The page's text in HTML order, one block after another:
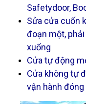
Safetydoor,
Sửa cửa cuốn
đoạn một,
xuống
Cửa tự động
Cửa không tự
vận hành